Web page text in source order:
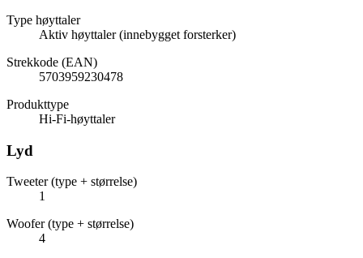
Type høyttaler
Aktiv høyttaler (innebygget forsterker)
Strekkode (EAN)
5703959230478
Produkttype
Hi-Fi-høyttaler
Lyd
Tweeter (type + størrelse)
1
Woofer (type + størrelse)
4